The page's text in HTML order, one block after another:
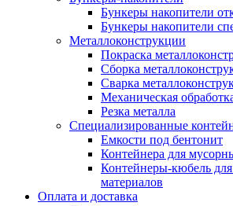
Бункеры накопители
Бункеры накопители
Металлоконструкции
Покраска
Сборка
Сварка
Механическая
Резка металла
Специализированные
Емкости под бентонит
Контейнера для
Контейнеры-кюбель
материалов
Оплата и доставка